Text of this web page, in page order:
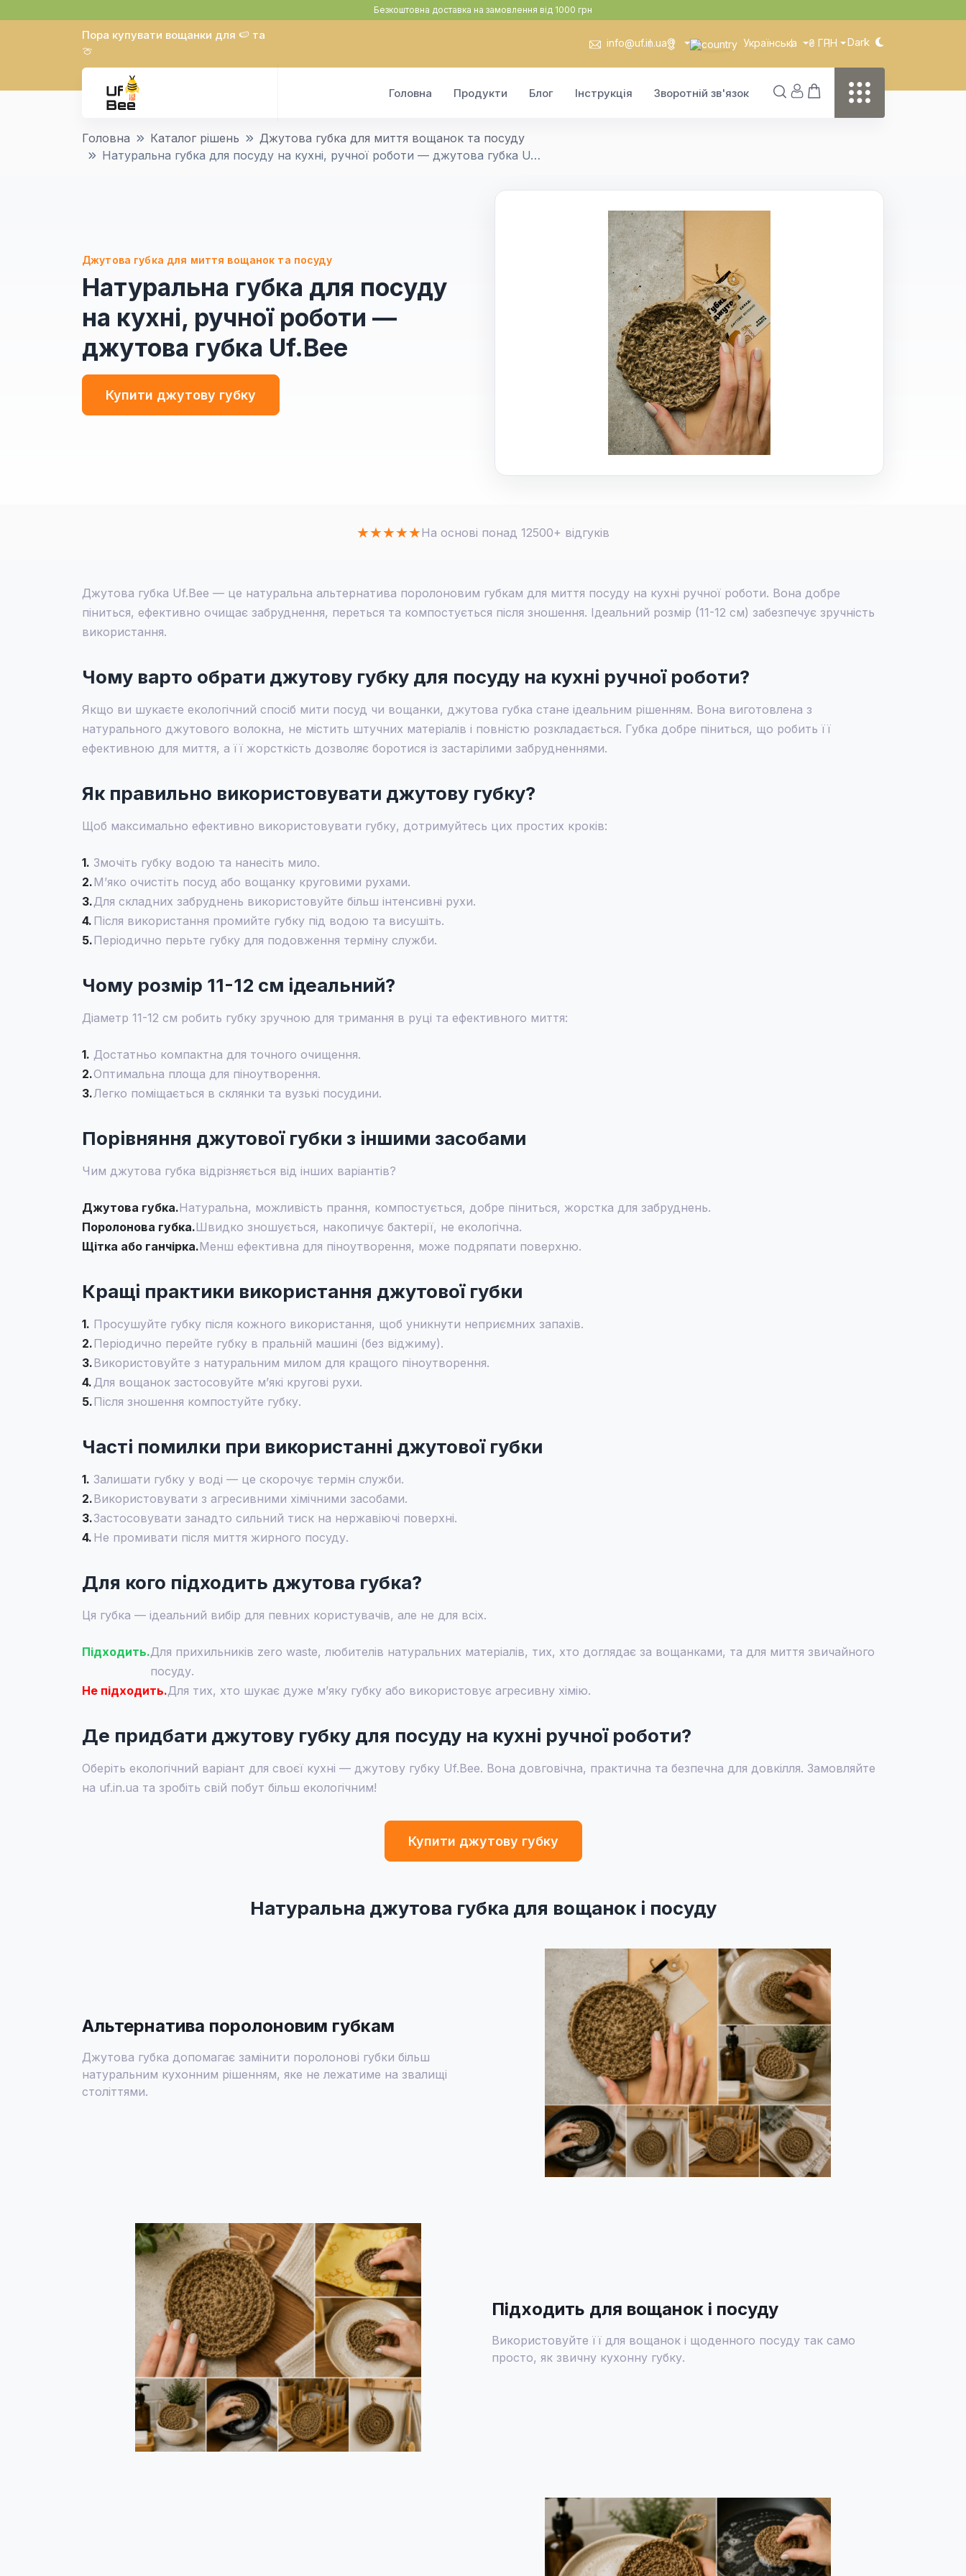
Безкоштовна доставка на замовлення від 1000 грн
Пора купувати вощанки для 🍉 та
🍈
info@uf.in.ua Українська ₴ ГРН Dark
Головна Продукти Блог Інструкція Зворотній зв'язок
Головна Каталог рішень
Джутова губка для миття вощанок та посуду
Натуральна губка для посуду на кухні, ручної роботи — джутова губка U…
Джутова губка для миття вощанок та посуду
Натуральна губка для посуду
на кухні, ручної роботи —
джутова губка Uf.Bee
Купити джутову губку
★★★★★На основі понад 12500+ відгуків
Джутова губка Uf.Bee — це натуральна альтернатива поролоновим губкам для миття посуду на кухні ручної роботи. Вона добре
піниться, ефективно очищає забруднення, переться та компостується після зношення. Ідеальний розмір (11-12 см) забезпечує зручність
використання.
Чому варто обрати джутову губку для посуду на кухні ручної роботи?
Якщо ви шукаєте екологічний спосіб мити посуд чи вощанки, джутова губка стане ідеальним рішенням. Вона виготовлена з
натурального джутового волокна, не містить штучних матеріалів і повністю розкладається. Губка добре піниться, що робить її
ефективною для миття, а її жорсткість дозволяє боротися із застарілими забрудненнями.
Як правильно використовувати джутову губку?
Щоб максимально ефективно використовувати губку, дотримуйтесь цих простих кроків:
1. Змочіть губку водою та нанесіть мило.
2.М’яко очистіть посуд або вощанку круговими рухами.
3.Для складних забруднень використовуйте більш інтенсивні рухи.
4. Після використання промийте губку під водою та висушіть.
5.Періодично перьте губку для подовження терміну служби.
Чому розмір 11-12 см ідеальний?
Діаметр 11-12 см робить губку зручною для тримання в руці та ефективного миття:
1. Достатньо компактна для точного очищення.
2.Оптимальна площа для піноутворення.
3.Легко поміщається в склянки та вузькі посудини.
Порівняння джутової губки з іншими засобами
Чим джутова губка відрізняється від інших варіантів?
Джутова губка.Натуральна, можливість прання, компостується, добре піниться, жорстка для забруднень.
Поролонова губка.Швидко зношується, накопичує бактерії, не екологічна.
Щітка або ганчірка.Менш ефективна для піноутворення, може подряпати поверхню.
Кращі практики використання джутової губки
1. Просушуйте губку після кожного використання, щоб уникнути неприємних запахів.
2.Періодично перейте губку в пральній машині (без віджиму).
3.Використовуйте з натуральним милом для кращого піноутворення.
4.Для вощанок застосовуйте м’які кругові рухи.
5.Після зношення компостуйте губку.
Часті помилки при використанні джутової губки
1. Залишати губку у воді — це скорочує термін служби.
2.Використовувати з агресивними хімічними засобами.
3.Застосовувати занадто сильний тиск на нержавіючі поверхні.
4. Не промивати після миття жирного посуду.
Для кого підходить джутова губка?
Ця губка — ідеальний вибір для певних користувачів, але не для всіх.
Підходить.Для прихильників zero waste, любителів натуральних матеріалів, тих, хто доглядає за вощанками, та для миття звичайного
посуду.
Не підходить.Для тих, хто шукає дуже м’яку губку або використовує агресивну хімію.
Де придбати джутову губку для посуду на кухні ручної роботи?
Оберіть екологічний варіант для своєї кухні — джутову губку Uf.Bee. Вона довговічна, практична та безпечна для довкілля. Замовляйте
на uf.in.ua та зробіть свій побут більш екологічним!
Купити джутову губку
Натуральна джутова губка для вощанок і посуду
Альтернатива поролоновим губкам
Джутова губка допомагає замінити поролонові губки більш
натуральним кухонним рішенням, яке не лежатиме на звалищі
століттями.
Підходить для вощанок і посуду
Використовуйте її для вощанок і щоденного посуду так само
просто, як звичну кухонну губку.